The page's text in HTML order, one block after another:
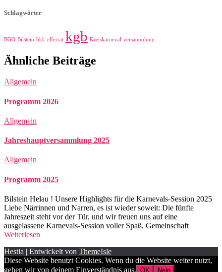
Schlagwörter
BGO Bilstein bkk elferrat kgb Kreiskarneval versammlung
Ähnliche Beiträge
Allgemein
Programm 2026
Allgemein
Jahreshauptversammlung 2025
Allgemein
Programm 2025
Bilstein Helau ! Unsere Highlights für die Karnevals-Session 2025
Liebe Närrinnen und Narren, es ist wieder soweit: Die fünfte
Jahreszeit steht vor der Tür, und wir freuen uns auf eine
ausgelassene Karnevals-Session voller Spaß, Gemeinschaft
Weiterlesen
Hestia | Entwickelt von ThemeIsle
Diese Website benutzt Cookies. Wenn du die Website weiter nutzt,
gehen wir von deinem Einverständnis aus. OK Nein